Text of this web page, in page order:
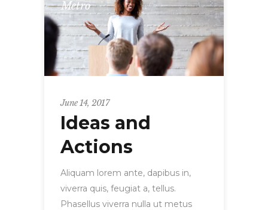
Metro
June 14, 2017
Ideas and
Actions
Aliquam lorem ante, dapibus in,
viverra quis, feugiat a, tellus.
Phasellus viverra nulla ut metus